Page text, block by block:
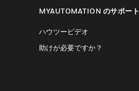
MYAUTOMATION のサポート
ハウツービデオ
助けが必要ですか？